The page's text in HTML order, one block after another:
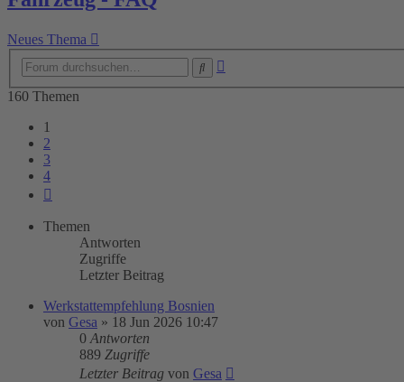
Neues Thema
160 Themen
1
2
3
4
Themen
Antworten
Zugriffe
Letzter Beitrag
Werkstattempfehlung Bosnien
von Gesa » 18 Jun 2026 10:47
0 Antworten
889 Zugriffe
Letzter Beitrag von Gesa